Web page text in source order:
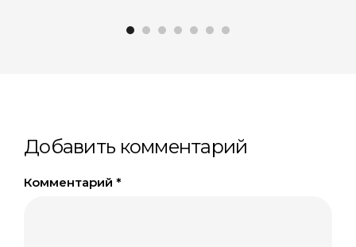
Добавить комментарий
Комментарий *